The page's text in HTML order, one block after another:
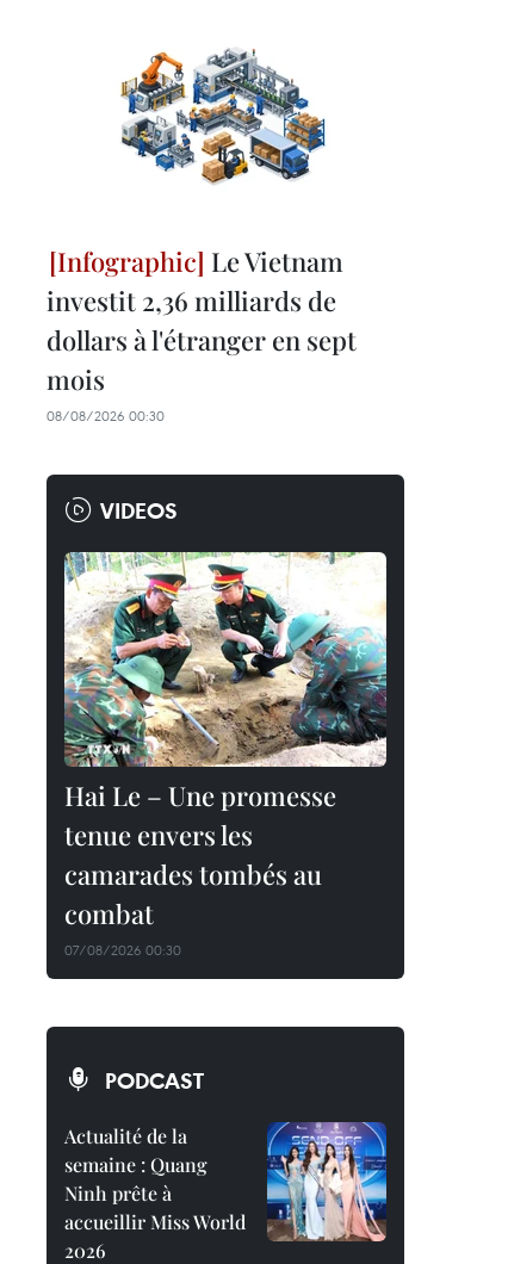
Le Vietnam
investit 2,36 milliards de
dollars à l'étranger en sept
mois
08/08/2026 00:30
VIDEOS
Hai Le – Une promesse
tenue envers les
camarades tombés au
combat
07/08/2026 00:30
PODCAST
Actualité de la
semaine : Quang
Ninh prête à
accueillir Miss World
2026